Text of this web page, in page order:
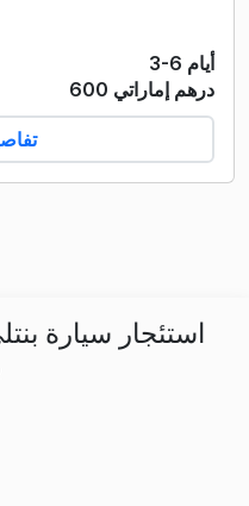
3-6 أيام
600 درهم إماراتي
استئجار سيارة